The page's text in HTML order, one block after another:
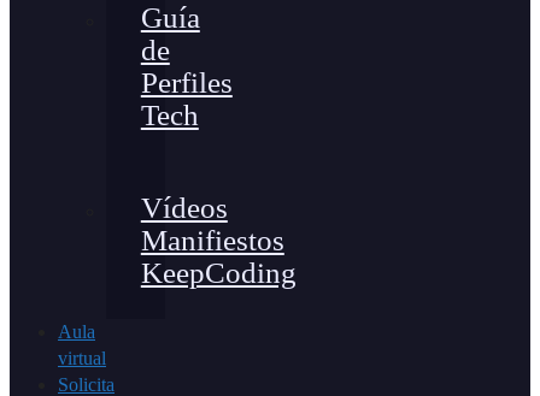
Guía
de
Perfiles
Tech
Vídeos
Manifiestos
KeepCoding
Aula
virtual
Solicita